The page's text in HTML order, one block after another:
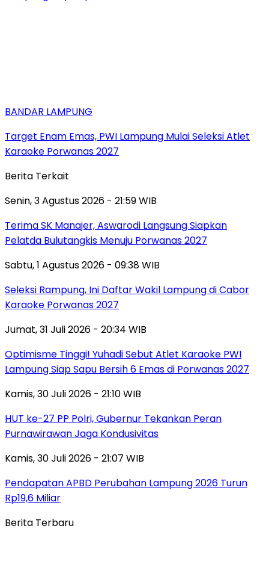
BANDAR LAMPUNG
Target Enam Emas, PWI Lampung Mulai Seleksi Atlet
Karaoke Porwanas 2027
Berita Terkait
Senin, 3 Agustus 2026 - 21:59 WIB
Terima SK Manajer, Aswarodi Langsung Siapkan
Pelatda Bulutangkis Menuju Porwanas 2027
Sabtu, 1 Agustus 2026 - 09:38 WIB
Seleksi Rampung, Ini Daftar Wakil Lampung di Cabor
Karaoke Porwanas 2027
Jumat, 31 Juli 2026 - 20:34 WIB
Optimisme Tinggi! Yuhadi Sebut Atlet Karaoke PWI
Lampung Siap Sapu Bersih 6 Emas di Porwanas 2027
Kamis, 30 Juli 2026 - 21:10 WIB
HUT ke-27 PP Polri, Gubernur Tekankan Peran
Purnawirawan Jaga Kondusivitas
Kamis, 30 Juli 2026 - 21:07 WIB
Pendapatan APBD Perubahan Lampung 2026 Turun
Rp19,6 Miliar
Berita Terbaru